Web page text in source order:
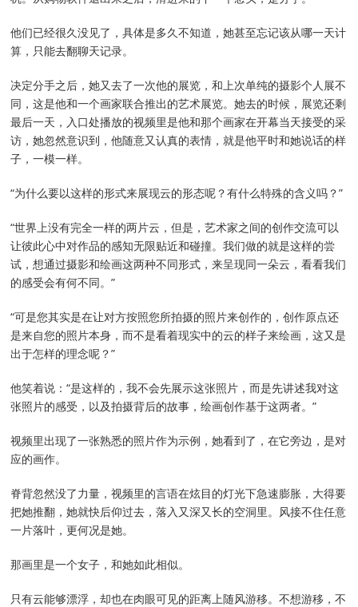
他们已经很久没见了，具体是多久不知道，她甚至忘记该从哪一天计
算，只能去翻聊天记录。
决定分手之后，她又去了一次他的展览，和上次单纯的摄影个人展不
同，这是他和一个画家联合推出的艺术展览。她去的时候，展览还剩
最后一天，入口处播放的视频里是他和那个画家在开幕当天接受的采
访，她忽然意识到，他随意又认真的表情，就是他平时和她说话的样
子，一模一样。
“为什么要以这样的形式来展现云的形态呢？有什么特殊的含义吗？”
“世界上没有完全一样的两片云，但是，艺术家之间的创作交流可以
让彼此心中对作品的感知无限贴近和碰撞。我们做的就是这样的尝
试，想通过摄影和绘画这两种不同形式，来呈现同一朵云，看看我们
的感受会有何不同。”
“可是您其实是在让对方按照您所拍摄的照片来创作的，创作原点还
是来自您的照片本身，而不是看着现实中的云的样子来绘画，这又是
出于怎样的理念呢？”
他笑着说：“是这样的，我不会先展示这张照片，而是先讲述我对这
张照片的感受，以及拍摄背后的故事，绘画创作基于这两者。”
视频里出现了一张熟悉的照片作为示例，她看到了，在它旁边，是对
应的画作。
脊背忽然没了力量，视频里的言语在炫目的灯光下急速膨胀，大得要
把她推翻，她就快后仰过去，落入又深又长的空洞里。风接不住任意
一片落叶，更何况是她。
那画里是一个女子，和她如此相似。
只有云能够漂浮，却也在肉眼可见的距离上随风游移。不想游移，不